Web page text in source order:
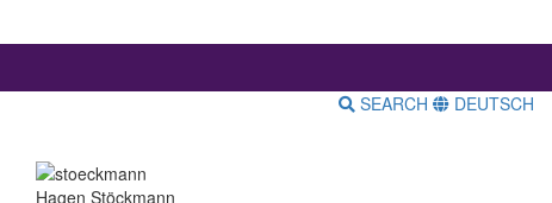
SEARCH DEUTSCH
Hagen Stöckmann